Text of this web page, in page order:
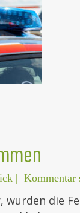
| Kommentar
wurden die